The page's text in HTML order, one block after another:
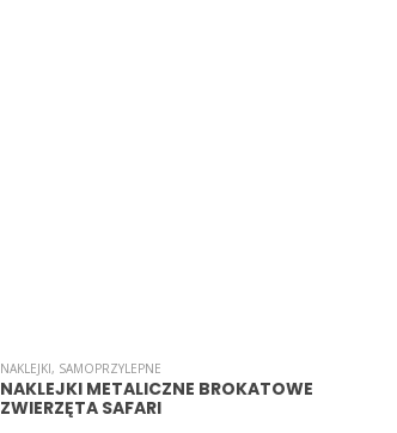
NAKLEJKI, SAMOPRZYLEPNE
NAKLEJKI METALICZNE BROKATOWE
ZWIERZĘTA SAFARI